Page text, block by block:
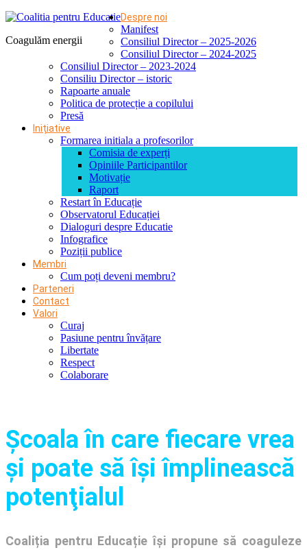
Coagulăm energii
Despre noi
Manifest
Consiliul Director – 2025-2026
Consiliul Director – 2024-2025
Consiliul Director – 2023-2024
Consiliu Director – istoric
Rapoarte anuale
Politica de protecție a copilului
Presă
Inițiative
Formarea initiala a profesorilor
Comisia de experți
Opiniile Participantilor
Motivație
Raport
Restart în Educație
Observatorul Educației
Dialoguri despre Educatie
Infografice
Poziții publice
Membri
Cum poți deveni membru?
Parteneri
Contact
Valori
Curaj
Pasiune pentru învățare
Libertate
Respect
Colaborare
Şcoala în care fiecare vrea
și poate să își împlinească
potenţialul
Coaliția pentru Educație își propune să coaguleze